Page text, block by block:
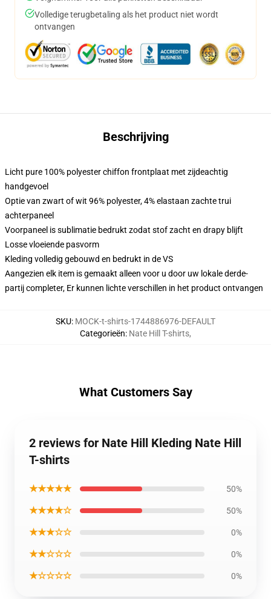
Volledige terugbetaling als het product niet wordt
ontvangen
Beschrijving
Licht pure 100% polyester chiffon frontplaat met zijdeachtig
handgevoel
Optie van zwart of wit 96% polyester, 4% elastaan zachte trui
achterpaneel
Voorpaneel is sublimatie bedrukt zodat stof zacht en drapy blijft
Losse vloeiende pasvorm
Kleding volledig gebouwd en bedrukt in de VS
Aangezien elk item is gemaakt alleen voor u door uw lokale derde-
partij completer, Er kunnen lichte verschillen in het product ontvangen
SKU: MOCK-t-shirts-1744886976-DEFAULT
Categorieën: Nate Hill T-shirts,
What Customers Say
2 reviews for Nate Hill Kleding Nate Hill
T-shirts
★★★★★ 50%
★★★★☆ 50%
★★★☆☆ 0%
★★☆☆☆ 0%
★☆☆☆☆ 0%